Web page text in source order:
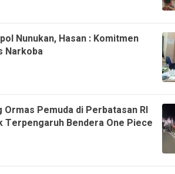
Nunukan, Hasan : Komitmen
Narkoba
Ormas Pemuda di Perbatasan RI
Terpengaruh Bendera One Piece